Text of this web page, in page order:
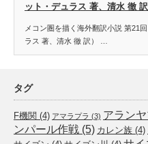
ット・デュラス 著、清水 徹 訳
メコン圏を描く海外翻訳小説 第21
ラス 著、清水 徹 訳） …
タグ
F機関 (4) アマラプラ (3) アラン
ンパール作戦 (5) カレン族 (4)